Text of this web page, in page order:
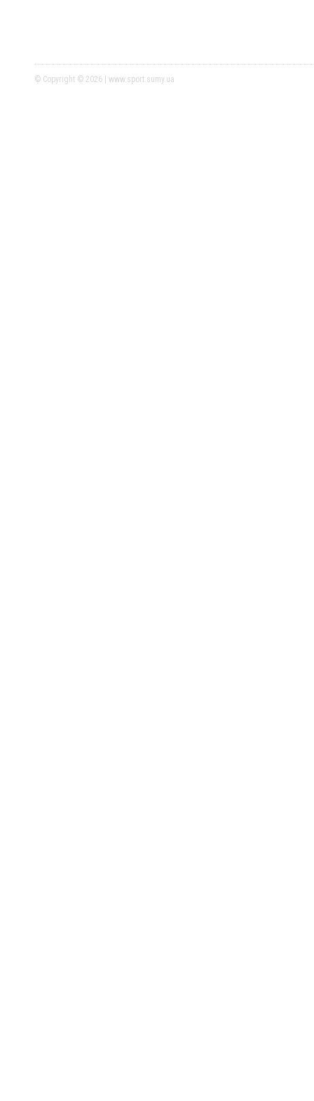
© Copyright © 2026 | www.sport.sumy.ua